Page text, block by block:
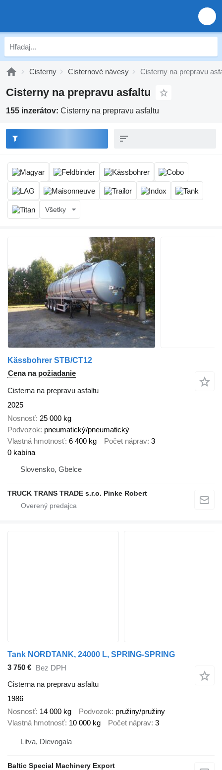
Cisterny Cisternové návesy Cisterny na prepravu
Cisterny na prepravu asfaltu
155 inzerátov: Cisterny na prepravu asfaltu
Všetky
Kässbohrer STB/CT12
Cena na požiadanie
Cisterna na prepravu asfaltu
2025
Nosnosť 25 000 kg
Podvozok pneumatický/pneumatický
Vlastná hmotnosť 6 400 kg Počet náprav 3
0 kabína
Slovensko, Gbelce
TRUCK TRANS TRADE s.r.o. Pinke Robert
Tank NORDTANK, 24000 L, SPRING-SPRING
3 750 € Bez DPH
Cisterna na prepravu asfaltu
1986
Nosnosť 14 000 kg Podvozok pružiny/pružiny
Vlastná hmotnosť 10 000 kg Počet náprav 3
Litva, Dievogala
Baltic Special Machinery Export